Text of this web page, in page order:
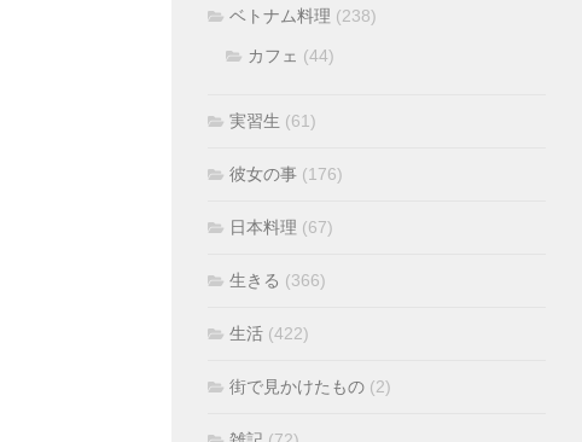
ベトナム料理 (238)
カフェ (44)
実習生 (61)
彼女の事 (176)
日本料理 (67)
生きる (366)
生活 (422)
街で見かけたもの (2)